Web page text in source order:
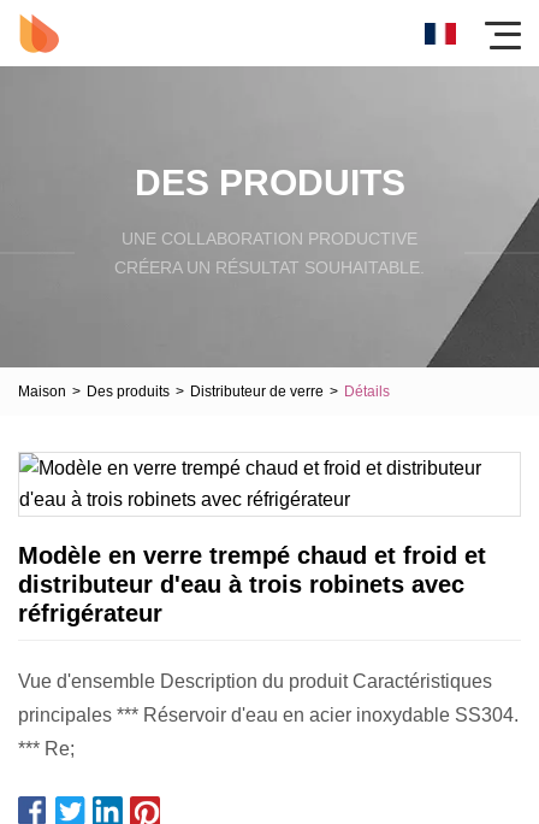
DES PRODUITS
UNE COLLABORATION PRODUCTIVE
CRÉERA UN RÉSULTAT SOUHAITABLE.
Maison > Des produits > Distributeur de verre > Détails
Modèle en verre trempé chaud et froid et
distributeur d'eau à trois robinets avec
réfrigérateur
Vue d'ensemble Description du produit Caractéristiques
principales *** Réservoir d'eau en acier inoxydable SS304.
*** Re;